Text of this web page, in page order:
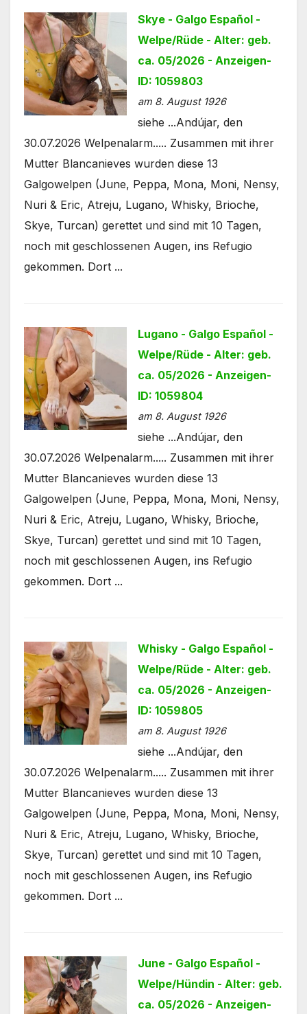
Skye - Galgo Español -
Welpe/Rüde - Alter: geb.
ca. 05/2026 - Anzeigen-
ID: 1059803
am 8. August 1926
siehe ...Andújar, den
30.07.2026 Welpenalarm..... Zusammen mit ihrer
Mutter Blancanieves wurden diese 13
Galgowelpen (June, Peppa, Mona, Moni, Nensy,
Nuri & Eric, Atreju, Lugano, Whisky, Brioche,
Skye, Turcan) gerettet und sind mit 10 Tagen,
noch mit geschlossenen Augen, ins Refugio
gekommen. Dort ...
Lugano - Galgo Español -
Welpe/Rüde - Alter: geb.
ca. 05/2026 - Anzeigen-
ID: 1059804
am 8. August 1926
siehe ...Andújar, den
30.07.2026 Welpenalarm..... Zusammen mit ihrer
Mutter Blancanieves wurden diese 13
Galgowelpen (June, Peppa, Mona, Moni, Nensy,
Nuri & Eric, Atreju, Lugano, Whisky, Brioche,
Skye, Turcan) gerettet und sind mit 10 Tagen,
noch mit geschlossenen Augen, ins Refugio
gekommen. Dort ...
Whisky - Galgo Español -
Welpe/Rüde - Alter: geb.
ca. 05/2026 - Anzeigen-
ID: 1059805
am 8. August 1926
siehe ...Andújar, den
30.07.2026 Welpenalarm..... Zusammen mit ihrer
Mutter Blancanieves wurden diese 13
Galgowelpen (June, Peppa, Mona, Moni, Nensy,
Nuri & Eric, Atreju, Lugano, Whisky, Brioche,
Skye, Turcan) gerettet und sind mit 10 Tagen,
noch mit geschlossenen Augen, ins Refugio
gekommen. Dort ...
June - Galgo Español -
Welpe/Hündin - Alter: geb.
ca. 05/2026 - Anzeigen-